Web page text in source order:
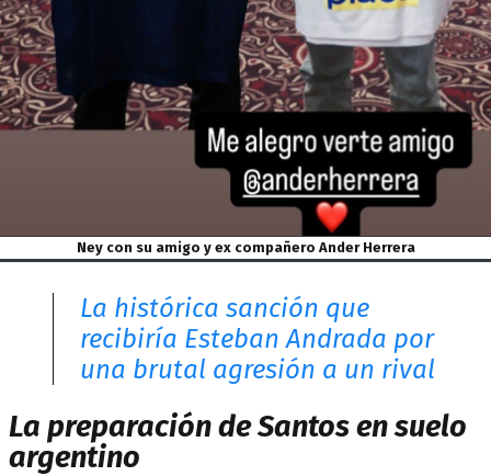
Ney con su amigo y ex compañero Ander Herrera
La histórica sanción que
recibiría Esteban Andrada por
una brutal agresión a un rival
La preparación de Santos en suelo
argentino